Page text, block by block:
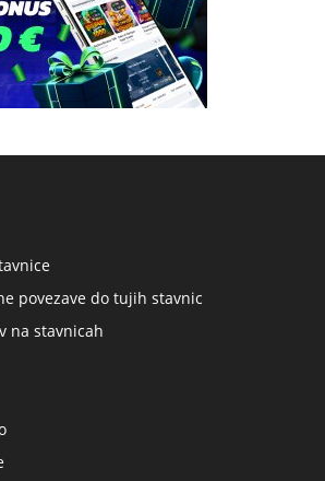
povezave do tujih stavnic
na stavnicah